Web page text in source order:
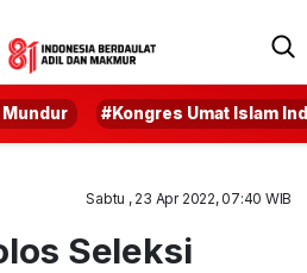
Mundur #Kongres Umat Islam
Sabtu , 23 Apr 2022, 07:40 WIB
Seleksi